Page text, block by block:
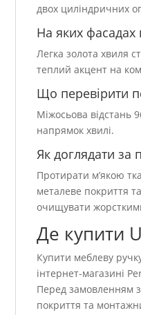
двох циліндричних
На яких фасадах
Легка золота хвиля
теплий акцент на
Що перевірити
Міжосьова відстань
напрямок хвилі.
Як доглядати за
Протирати м’якою
металеве покриття
очищувати
Де купити
Купити меблеву
інтернет-магазині
Перед замовленням
покриття та